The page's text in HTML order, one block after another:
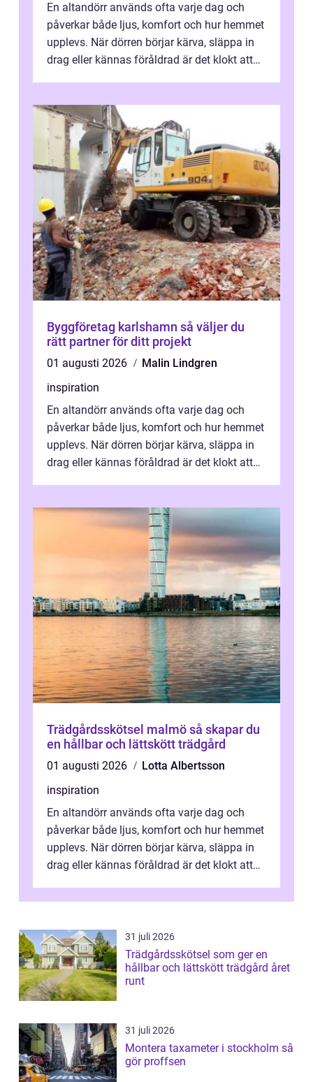
En altandörr används ofta varje dag och
påverkar både ljus, komfort och hur hemmet
upplevs. När dörren börjar kärva, släppa in
drag eller kännas föråldrad är det klokt att
Byggföretag karlshamn så väljer du
rätt partner för ditt projekt
01 augusti 2026
Malin Lindgren
inspiration
En altandörr används ofta varje dag och
påverkar både ljus, komfort och hur hemmet
upplevs. När dörren börjar kärva, släppa in
drag eller kännas föråldrad är det klokt att
Trädgårdsskötsel malmö så skapar du
en hållbar och lättskött trädgård
01 augusti 2026
Lotta Albertsson
inspiration
En altandörr används ofta varje dag och
påverkar både ljus, komfort och hur hemmet
upplevs. När dörren börjar kärva, släppa in
drag eller kännas föråldrad är det klokt att
31 juli 2026
Trädgårdsskötsel som ger en
hållbar och lättskött trädgård året
runt
31 juli 2026
Montera taxameter i stockholm så
gör proffsen